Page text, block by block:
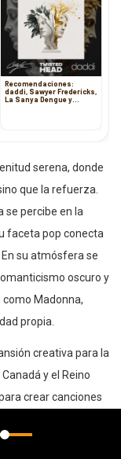
Recomendaciones:
daddi, Sawyer Fredericks,
La Sanya Dengue y
serena, donde
que la refuerza.
se percibe en la
faceta pop conecta
su atmósfera se
oscuro y
Madonna,
propia.
creativa para la
y el Reino
crear canciones